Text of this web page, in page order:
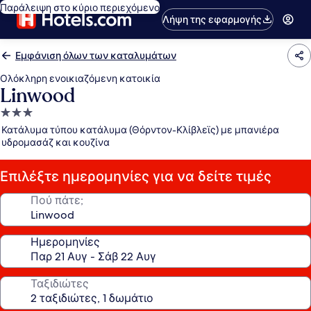
Παράλειψη στο κύριο περιεχόμενο
Λήψη της εφαρμογής
Εμφάνιση όλων των καταλυμάτων
Ολόκληρη ενοικιαζόμενη κατοικία
Linwood
Κατάλυμα
με
3.0
αστέρια
Κατάλυμα τύπου κατάλυμα (Θόρντον-Κλίβλεϊς) με μπανιέρα
υδρομασάζ και κουζίνα
Επιλέξτε ημερομηνίες για να δείτε τιμές
Πού πάτε;
Ημερομηνίες
Ταξιδιώτες